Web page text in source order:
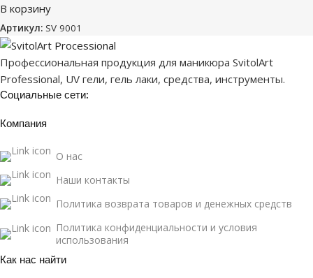
В корзину
Артикул: SV 9001
Профессиональная продукция для маникюра SvitolArt
Professional, UV гели, гель лаки, средства, инструменты.
Социальные сети:
Компания
О нас
Наши контакты
Политика возврата товаров и денежных средств
Политика конфиденциальности и условия
использования
Как нас найти